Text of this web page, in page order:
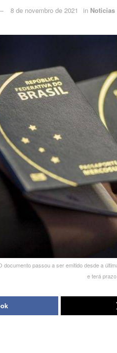
8 de novembro de 2021 in Noticias
passou a ser emitido desde a
e terá